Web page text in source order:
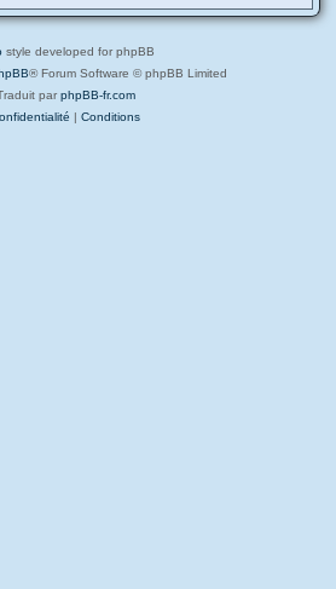
style developed for phpBB
® Forum Software © phpBB Limited
par phpBB-fr.com
| Conditions